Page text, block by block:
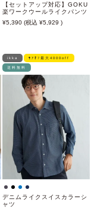
【セットアップ対応】GOKU
楽ワークウールライクパンツ
5,390
5,929
ikka ﾓｱｵﾌ最大4000off
送料無料
デニムライクスイスカラーシ
ャツ